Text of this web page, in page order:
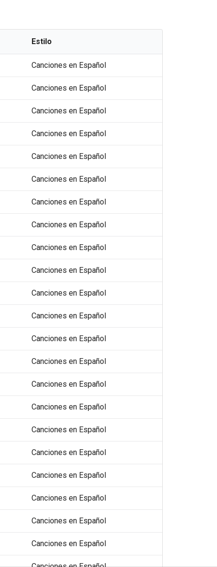
Estilo
Canciones en Español
Canciones en Español
Canciones en Español
Canciones en Español
Canciones en Español
Canciones en Español
Canciones en Español
Canciones en Español
Canciones en Español
Canciones en Español
Canciones en Español
Canciones en Español
Canciones en Español
Canciones en Español
Canciones en Español
Canciones en Español
Canciones en Español
Canciones en Español
Canciones en Español
Canciones en Español
Canciones en Español
Canciones en Español